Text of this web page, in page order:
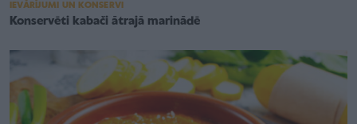
IEVĀRĪJUMI UN KONSERVI
Konservēti kabači ātrajā marinādē